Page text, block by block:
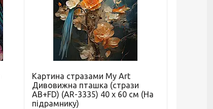
Картина стразами My Art
Дивовижна пташка (стрази
AB+FD) (AR-3335) 40 х 60 см (На
підрамнику)